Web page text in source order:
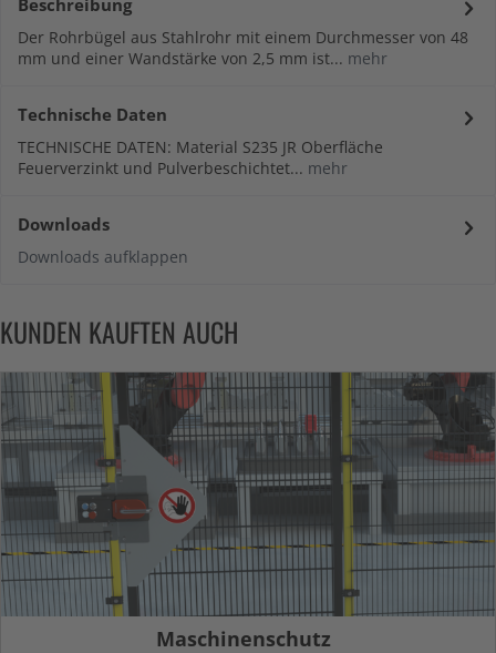
Beschreibung
Der Rohrbügel aus Stahlrohr mit einem Durchmesser von 48
mm und einer Wandstärke von 2,5 mm ist... mehr
Technische Daten
TECHNISCHE DATEN: Material S235 JR Oberfläche
Feuerverzinkt und Pulverbeschichtet... mehr
Downloads
Downloads aufklappen
KUNDEN KAUFTEN AUCH
Maschinenschutz